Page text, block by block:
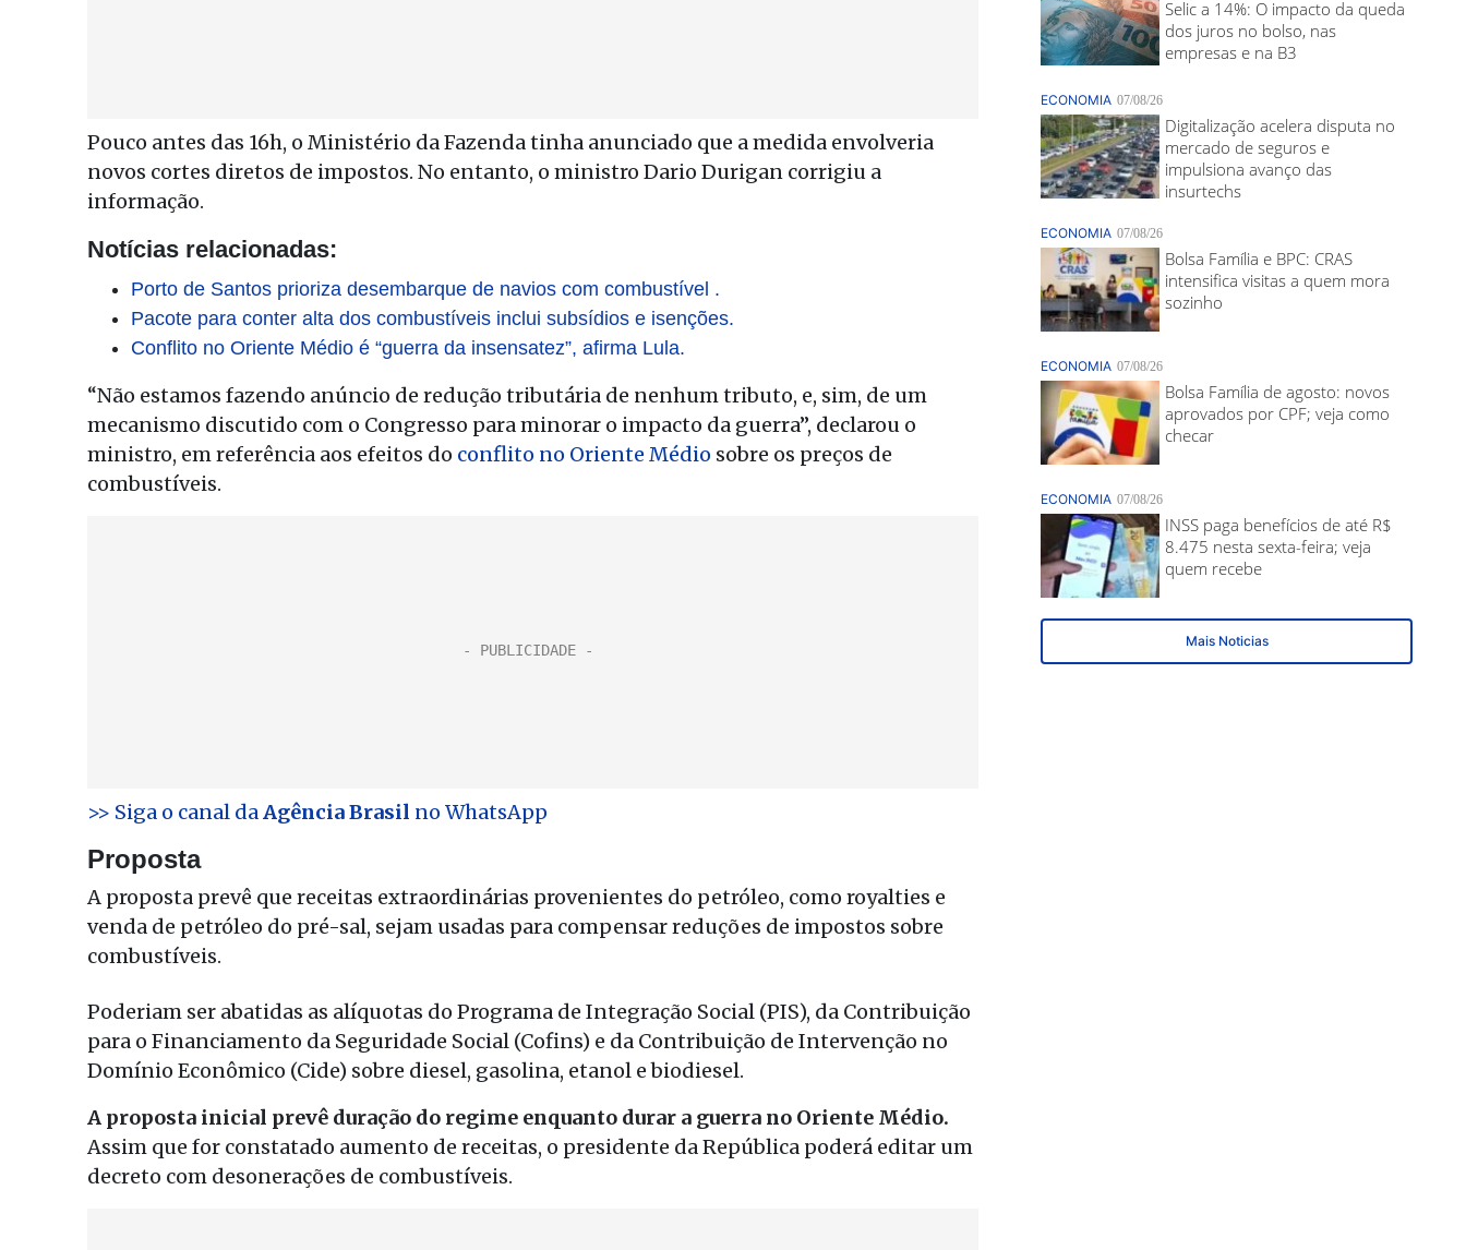
Pouco antes das 16h, o Ministério da Fazenda tinha anunciado que a medida envolveria
novos cortes diretos de impostos. No entanto, o ministro Dario Durigan corrigiu a
informação.
Notícias relacionadas:
Porto de Santos prioriza desembarque de navios com combustível .
Pacote para conter alta dos combustíveis inclui subsídios e isenções.
Conflito no Oriente Médio é “guerra da insensatez”, afirma Lula.
“Não estamos fazendo anúncio de redução tributária de nenhum tributo, e, sim, de um
mecanismo discutido com o Congresso para minorar o impacto da guerra”, declarou o
ministro, em referência aos efeitos do conflito no Oriente Médio sobre os preços de
combustíveis.
>> Siga o canal daAgência Brasil no WhatsApp
Proposta
A proposta prevê que receitas extraordinárias provenientes do petróleo, como royalties e
venda de petróleo do pré-sal, sejam usadas para compensar reduções de impostos sobre
combustíveis.
Poderiam ser abatidas as alíquotas do Programa de Integração Social (PIS), da Contribuição
para o Financiamento da Seguridade Social (Cofins) e da Contribuição de Intervenção no
Domínio Econômico (Cide) sobre diesel, gasolina, etanol e biodiesel.
A proposta inicial prevê duração do regime enquanto durar a guerra no Oriente Médio.
Assim que for constatado aumento de receitas, o presidente da República poderá editar um
decreto com desonerações de combustíveis.